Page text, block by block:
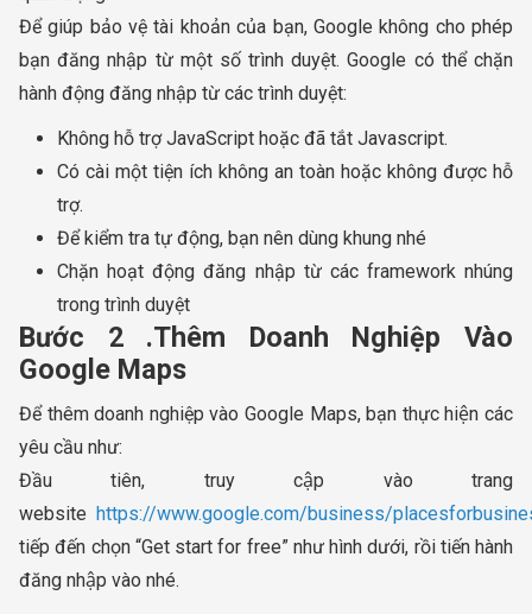
Để giúp bảo vệ tài khoản của bạn, Google không cho phép
bạn đăng nhập từ một số trình duyệt. Google có thể chặn
hành động đăng nhập từ các trình duyệt:
Không hỗ trợ JavaScript hoặc đã tắt Javascript.
Có cài một tiện ích không an toàn hoặc không được hỗ
trợ.
Để kiểm tra tự động, bạn nên dùng khung nhé
Chặn hoạt động đăng nhập từ các framework nhúng
trong trình duyệt
Bước 2 .Thêm Doanh Nghiệp Vào
Google Maps
Để thêm doanh nghiệp vào Google Maps, bạn thực hiện các
yêu cầu như:
Đầu tiên, truy cập vào trang
website https://www.google.com/business/
tiếp đến chọn “Get start for free” như hình dưới, rồi tiến hành
đăng nhập vào nhé.